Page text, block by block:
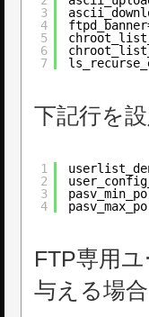
3
4
5
6
7
下記行を
1
2
3
4
FTP専用
与える場